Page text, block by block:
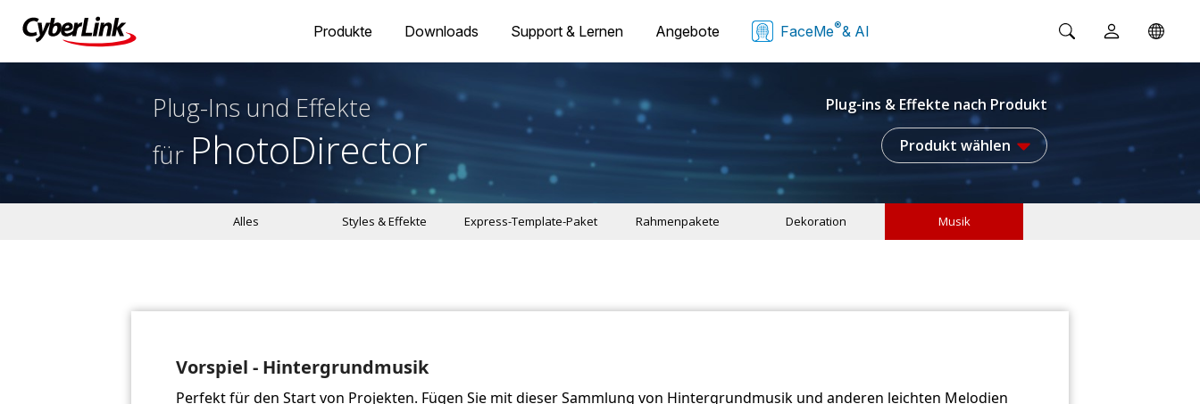
Produkte Downloads Support & Lernen Angebote FaceMe®& AI
Plug-Ins und Effekte
für PhotoDirector
Plug-ins & Effekte nach Produkt
Produkt wählen
Alles Styles & Effekte Express-Template-Paket Rahmenpakete Dekoration Musik
Vorspiel - Hintergrundmusik
Perfekt für den Start von Projekten. Fügen Sie mit dieser Sammlung von Hintergrundmusik und anderen leichten Melodien